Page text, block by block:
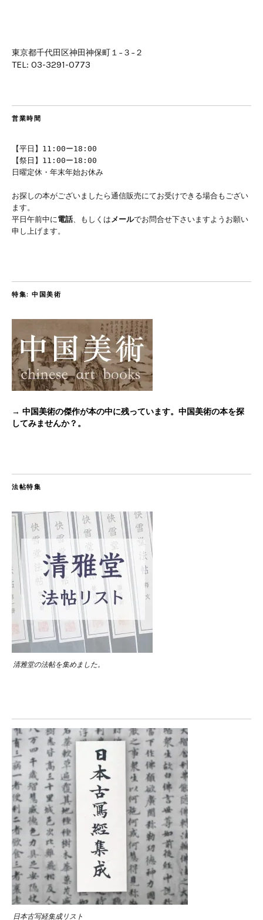
東京都千代田区神田神保町１−３−２
TEL: 03-3291-0773
営業時間
【平日】11:00ー18:00
【祭日】11:00ー18:00
日曜定休・年末年始お休み
お探しの本がございましたら通信販売にてお受けできる場合もござい
ます。
平日午前中に電話、もしくはメールでお問合せ下さいますようお願い
申し上げます。
特集: 中国美術
→ 中国美術の傑作が本の中に残っています。中国美術の本を探
してみませんか？。
法帖特集
清雅堂の法帖を集めました。
日本古写経集成リスト